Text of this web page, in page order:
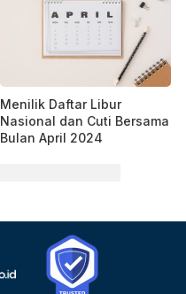
Menilik Daftar Libur
Nasional dan Cuti Bersama
Bulan April 2024